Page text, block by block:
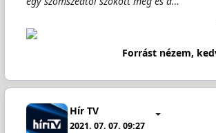
Forrást nézem,
Hír TV
2021. 07. 07. 09:27